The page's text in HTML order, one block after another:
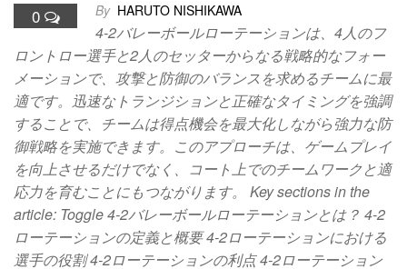
0 By HARUTO NISHIKAWA
4-2バレーボールローテーションは、4人のフ
ロントロー選手と2人のセッターからなる戦略的なフォー
メーションで、攻撃と防御のバランスを求めるチームに最
適です。迅速なトランジションと正確なタイミングを強調
することで、チームは得点機会を最大化しながら強力な防
御戦略を実施できます。このアプローチは、ゲームプレイ
を向上させるだけでなく、コート上でのチームワークと適
応力を育むことにもつながります。 Key sections in the
article: Toggle 4-2バレーボールローテーションとは？ 4-2
ローテーションの定義と概要 4-2ローテーションにおける
選手の役割 4-2ローテーションの利点 4-2ローテーション